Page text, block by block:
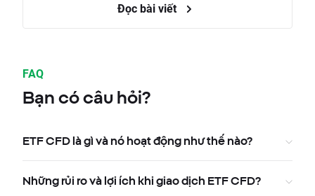
Đọc bài viết
FAQ
Bạn có câu hỏi?
ETF CFD là gì và nó hoạt động như thế nào?
Những rủi ro và lợi ích khi giao dịch ETF CFD?